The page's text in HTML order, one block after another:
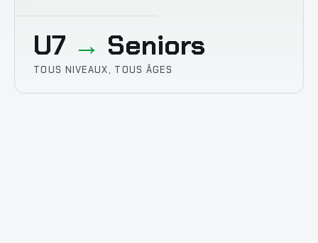
U7 → Seniors
TOUS NIVEAUX, TOUS ÂGES